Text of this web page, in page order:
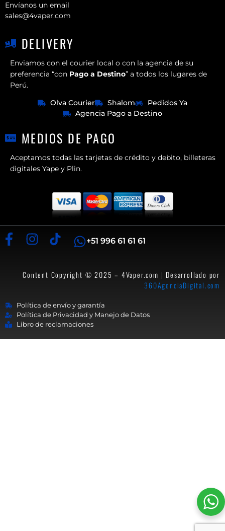
Envíanos un email
sales@4vaper.com
DELIVERY
Enviamos con el courier local o con la agencia de su
preferencia “con Pago a Destino” a todos los lugares de
Perú.
Olva Courier
Shalom
Pedidos Ya
Agencia Pago a Destino
MEDIOS DE PAGO
Aceptamos todas las tarjetas de crédito y debito, billeteras
digitales Yape y Plin.
+51 996 61 61 61
Content Copyright © 2025 – 4Vaper.com | Desarrollado por
360AgenciaDigital.com
Política de envío y garantía
Política de Privacidad y Manejo de Datos
Libro de reclamaciones